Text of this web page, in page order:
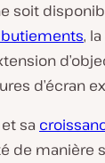
soit
,
d’écran
sa
de manière